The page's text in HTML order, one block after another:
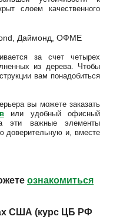
слоем качественного
за счет четырех
из дерева. Чтобы
вам понадобиться
вы можете заказать
или удобный офисный
эти важные элементы
доверительную и, вместе
ознакомиться
США (курс ЦБ РФ